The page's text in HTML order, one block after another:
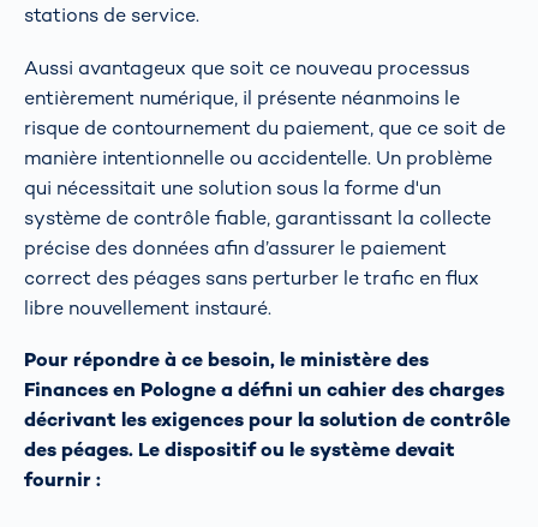
stations de service.
Aussi avantageux que soit ce nouveau processus
entièrement numérique, il présente néanmoins le
risque de contournement du paiement, que ce soit de
manière intentionnelle ou accidentelle. Un problème
qui nécessitait une solution sous la forme d'un
système de contrôle fiable, garantissant la collecte
précise des données afin d’assurer le paiement
correct des péages sans perturber le trafic en flux
libre nouvellement instauré.
Pour répondre à ce besoin, le ministère des
Finances en Pologne a défini un cahier des charges
décrivant les exigences pour la solution de contrôle
des péages. Le dispositif ou le système devait
fournir :